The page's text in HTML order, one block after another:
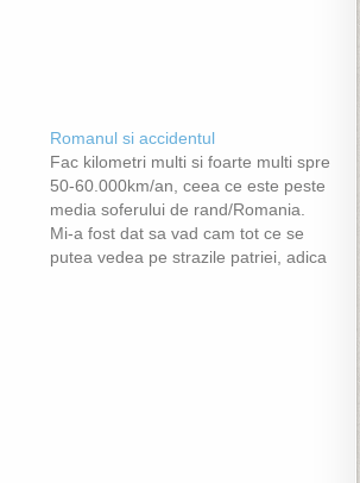
Romanul si accidentul
Fac kilometri multi si foarte multi spre
50-60.000km/an, ceea ce este peste
media soferului de rand/Romania.
Mi-a fost dat sa vad cam tot ce se
putea vedea pe strazile patriei, adica